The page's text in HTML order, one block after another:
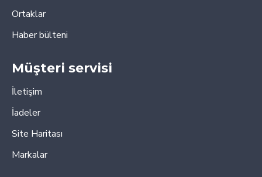
Ortaklar
Haber bülteni
Müşteri servisi
İletişim
İadeler
Site Haritası
Markalar